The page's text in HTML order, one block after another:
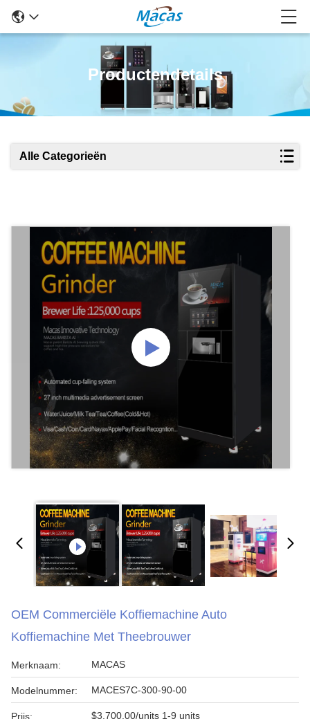
Productendetails
Alle Categorieën
OEM Commerciële Koffiemachine Auto
Koffiemachine Met Theebrouwer
Merknaam: MACAS
Modelnummer: MACES7C-300-90-00
Prijs: $3,700.00/units 1-9 units